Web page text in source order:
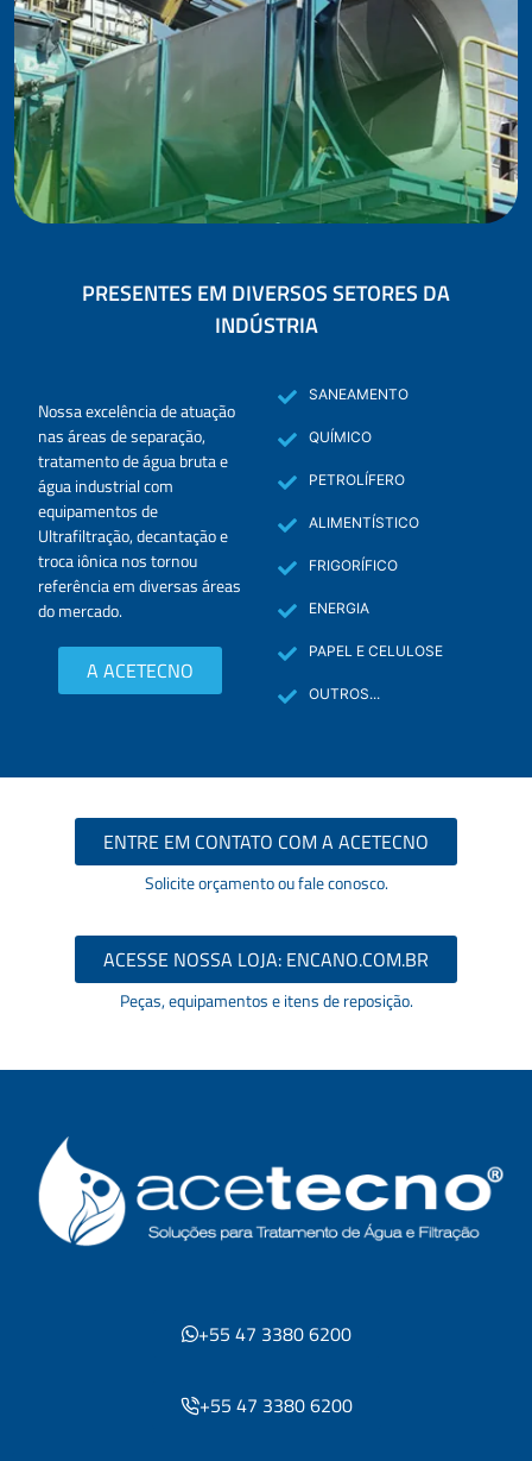
PRESENTES EM DIVERSOS SETORES DA
INDÚSTRIA
Nossa excelência de atuação
nas áreas de separação,
tratamento de água bruta e
água industrial com
equipamentos de
Ultrafiltração, decantação e
troca iônica nos tornou
referência em diversas áreas
do mercado.
A ACETECNO
SANEAMENTO
QUÍMICO
PETROLÍFERO
ALIMENTÍSTICO
FRIGORÍFICO
ENERGIA
PAPEL E CELULOSE
OUTROS...
ENTRE EM CONTATO COM A ACETECNO
Solicite orçamento ou fale conosco.
ACESSE NOSSA LOJA: ENCANO.COM.BR
Peças, equipamentos e itens de reposição.
+55 47 3380 6200
+55 47 3380 6200